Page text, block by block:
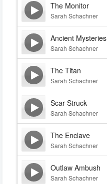
The Monitor
Sarah Schachner
Ancient Mysteries
Sarah Schachner
The Titan
Sarah Schachner
Scar Struck
Sarah Schachner
The Enclave
Sarah Schachner
Outlaw Ambush
Sarah Schachner